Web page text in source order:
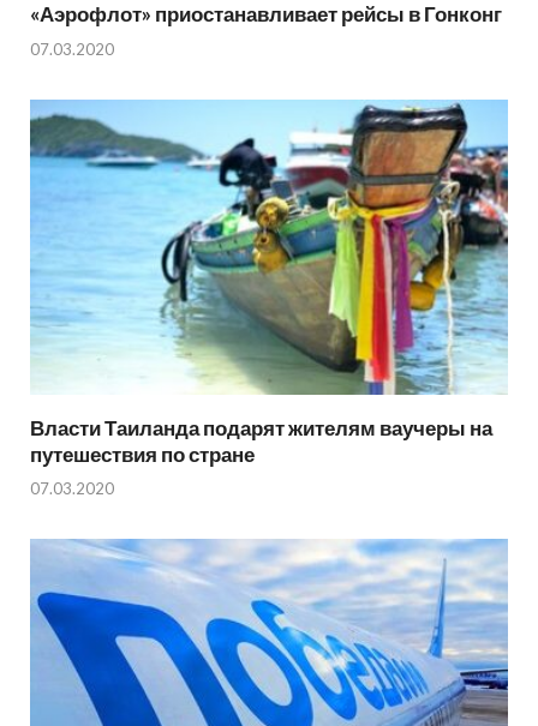
«Аэрофлот» приостанавливает рейсы в Гонконг
07.03.2020
Власти Таиланда подарят жителям ваучеры на
путешествия по стране
07.03.2020